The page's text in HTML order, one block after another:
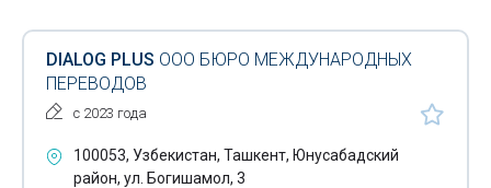
DIALOG PLUS ООО БЮРО МЕЖДУНАРОДНЫХ
ПЕРЕВОДОВ
с 2023 года
100053, Узбекистан, Ташкент, Юнусабадский
район, ул. Богишамол, 3